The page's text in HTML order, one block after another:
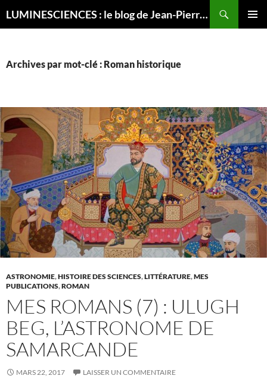
LUMINESCIENCES : le blog de Jean-Pierre LUMINET, astrophysicien
Archives par mot-clé : Roman historique
ASTRONOMIE,HISTOIRE DES SCIENCES,LITTÉRATURE,MES
PUBLICATIONS,ROMAN
MES ROMANS (7) : ULUGH
BEG, L’ASTRONOME DE
SAMARCANDE
MARS 22, 2017 LAISSER UN COMMENTAIRE